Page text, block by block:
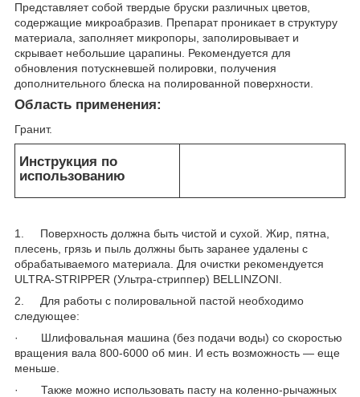
Представляет собой твердые бруски различных цветов,
содержащие микроабразив. Препарат проникает в структуру
материала, заполняет микропоры, заполировывает и
скрывает небольшие царапины. Рекомендуется для
обновления потускневшей полировки, получения
дополнительного блеска на полированной поверхности.
Область применения:
Гранит.
Инструкция по
использованию
1. Поверхность должна быть чистой и сухой. Жир, пятна,
плесень, грязь и пыль должны быть заранее удалены с
обрабатываемого материала. Для очистки рекомендуется
ULTRA-STRIPPER (Ультра-стриппер) BELLINZONI.
2. Для работы с полировальной пастой необходимо
следующее:
· Шлифовальная машина (без подачи воды) со скоростью
вращения вала 800-6000 об мин. И есть возможность — еще
меньше.
· Также можно использовать пасту на коленно-рычажных